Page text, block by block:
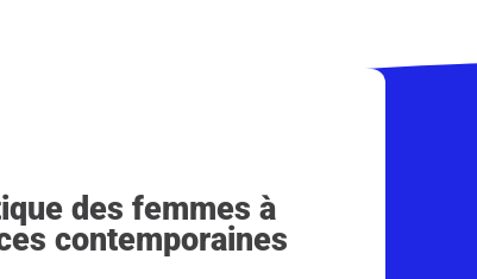
des femmes à
contemporaines